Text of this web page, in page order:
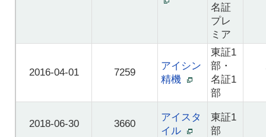
名証
プレ
ミア
2016-04-01 7259
アイシン
精機
東証1
部・
名証1
部
2018-06-30 3660
アイスタ
イル
東証1
部